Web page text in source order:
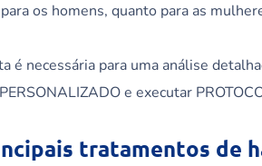
os homens, quanto para as
é necessária para uma análise
e executar
tratamentos de